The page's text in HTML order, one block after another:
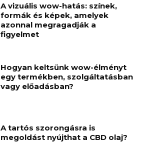
A vizuális wow-hatás: színek,
formák és képek, amelyek
azonnal megragadják a
figyelmet
Hogyan keltsünk wow-élményt
egy termékben, szolgáltatásban
vagy előadásban?
A tartós szorongásra is
megoldást nyújthat a CBD olaj?